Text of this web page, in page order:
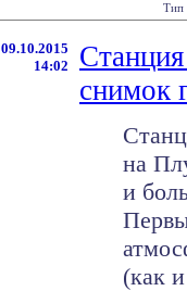
Тип
09.10.2015
14:02
снимок
на
и
(как